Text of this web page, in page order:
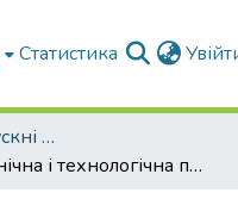
Статистика
Кваліфікаційні випускні роботи бакалаврів і магістрів
Технічна і технологічна підготовка ремонтної майстерні приватного підприємства «Могучий» Мелітопольського району Запорізької області до ремонту техніки: пояснювальна записка до дипломної роботи здобувача СВО Бакалавр